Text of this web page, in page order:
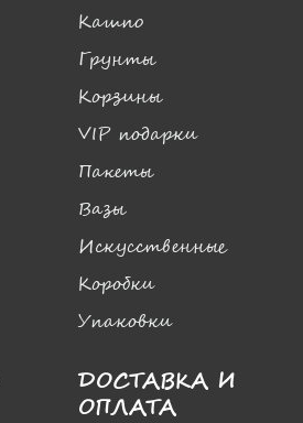
Кашпо
Грунты
Корзины
VIP подарки
Пакеты
Вазы
Искусственные
Коробки
Упаковки
ДОСТАВКА И
ОПЛАТА